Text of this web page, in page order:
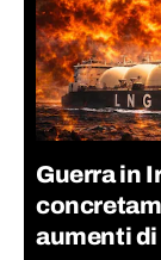
Guerra in
aumenti di